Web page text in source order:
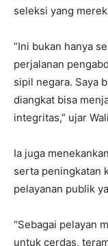
seleksi yang
“Ini bukan hanya
perjalanan
sipil negara. Saya
diangkat bisa
integritas,” ujar
Ia juga
serta peningkatan
pelayanan publik
“Sebagai pelayan
untuk cerdas,